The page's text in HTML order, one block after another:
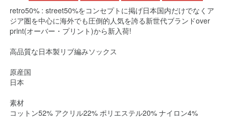
retro50% : street50%をコンセプトに掲げ日本国内だけでなくア
ジア圏を中心に海外でも圧倒的人気を誇る新世代ブランドover
print(オーバー・プリント)から新入荷!
高品質な日本製リブ編みソックス
原産国
日本
素材
コットン52% アクリル22% ポリエステル20% ナイロン4%